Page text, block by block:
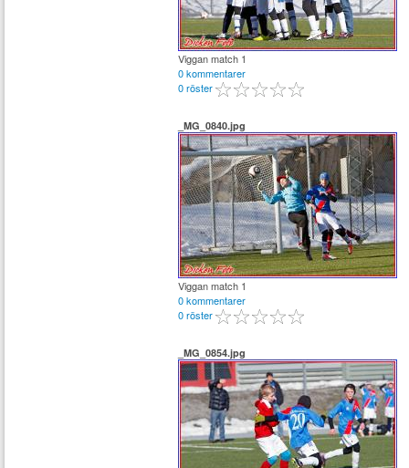
Viggan match 1
0 kommentarer
0 röster
_MG_0840.jpg
Viggan match 1
0 kommentarer
0 röster
_MG_0854.jpg